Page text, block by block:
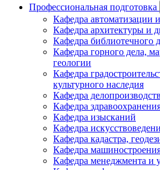
Профессиональная подготовка
Кафедра автоматизации
Кафедра архитектуры и
Кафедра библиотечного
Кафедра горного дела,
геологии
Кафедра
культурного наследия
Кафедра
Кафедра
Кафедра изысканий
Кафедра
Кафедра кадастра,
Кафедра
Кафедра менеджмента и